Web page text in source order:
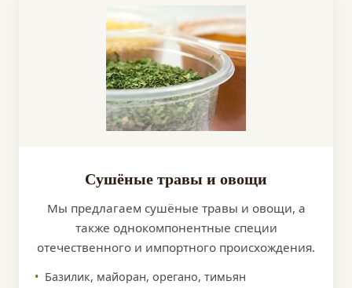
Сушёные травы и овощи
Мы предлагаем сушёные травы и овощи, а
также однокомпонентные специи
отечественного и импортного происхождения.
Базилик, майоран, орегано, тимьян